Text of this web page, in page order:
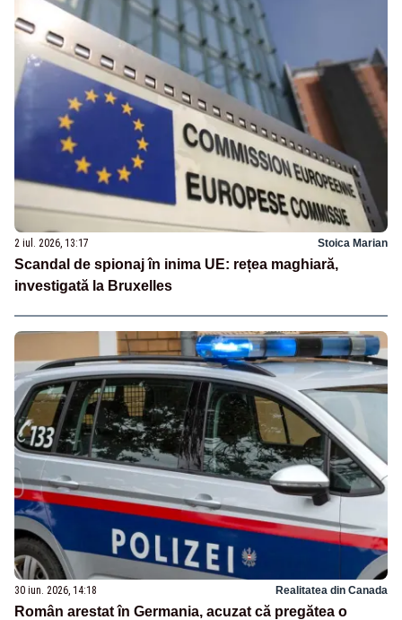
2 iul. 2026, 13:17 Stoica Marian
Scandal de spionaj în inima UE: rețea maghiară,
investigată la Bruxelles
30 iun. 2026, 14:18 Realitatea din Canada
Român arestat în Germania, acuzat că pregătea o